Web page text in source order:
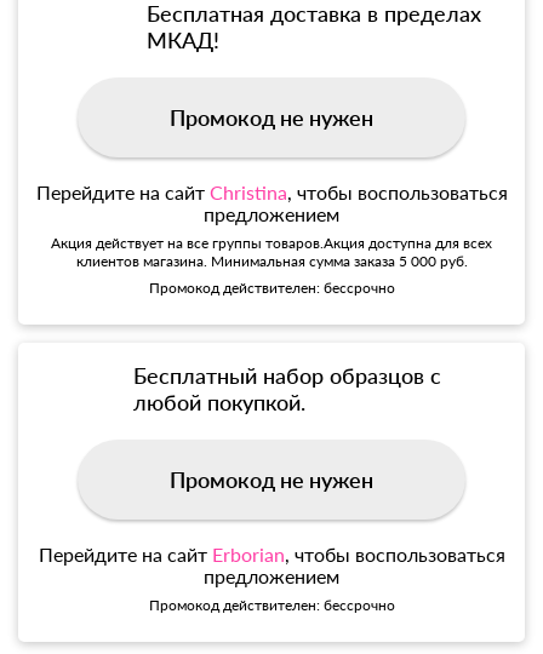
Бесплатная доставка в пределах
МКАД!
Промокод не нужен
Перейдите на сайт Christina, чтобы воспользоваться
предложением
Акция действует на все группы товаров.Акция доступна для всех
клиентов магазина. Минимальная сумма заказа 5 000 руб.
Промокод действителен: бессрочно
Бесплатный набор образцов с
любой покупкой.
Промокод не нужен
Перейдите на сайт Erborian, чтобы воспользоваться
предложением
Промокод действителен: бессрочно